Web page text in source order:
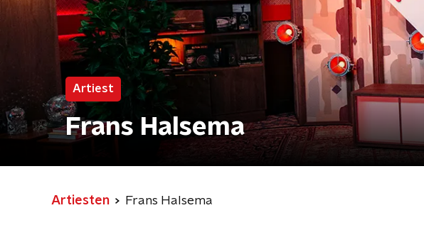
Artiest
Frans Halsema
Artiesten Frans Halsema